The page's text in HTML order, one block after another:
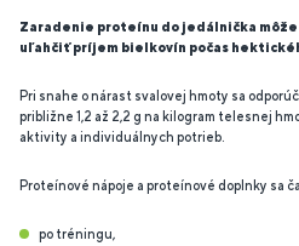
Zaradenie proteínu do jedálnička môže
uľahčiť príjem bielkovín počas
Pri snahe o nárast svalovej hmoty sa
približne 1,2 až 2,2 g na kilogram telesnej
aktivity a individuálnych potrieb.
Proteínové nápoje a proteínové doplnky sa
po tréningu,